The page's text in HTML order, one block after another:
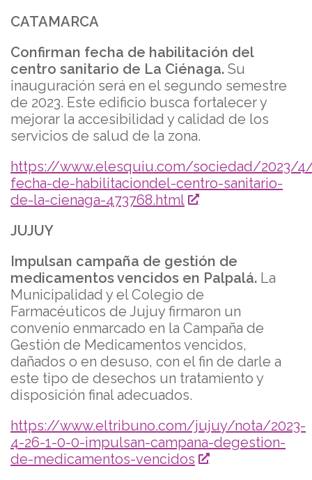
CATAMARCA
Confirman fecha de habilitación del
centro sanitario de La Ciénaga. Su
inauguración será en el segundo semestre
de 2023. Este edificio busca fortalecer y
mejorar la accesibilidad y calidad de los
servicios de salud de la zona.
https://www.elesquiu.com/sociedad/2023/
fecha-de-habilitaciondel-centro-sanitario-
de-la-cienaga-473768.html
JUJUY
Impulsan campaña de gestión de
medicamentos vencidos en Palpalá. La
Municipalidad y el Colegio de
Farmacéuticos de Jujuy firmaron un
convenio enmarcado en la Campaña de
Gestión de Medicamentos vencidos,
dañados o en desuso, con el fin de darle a
este tipo de desechos un tratamiento y
disposición final adecuados.
https://www.eltribuno.com/jujuy/nota/2023-
4-26-1-0-0-impulsan-campana-degestion-
de-medicamentos-vencidos